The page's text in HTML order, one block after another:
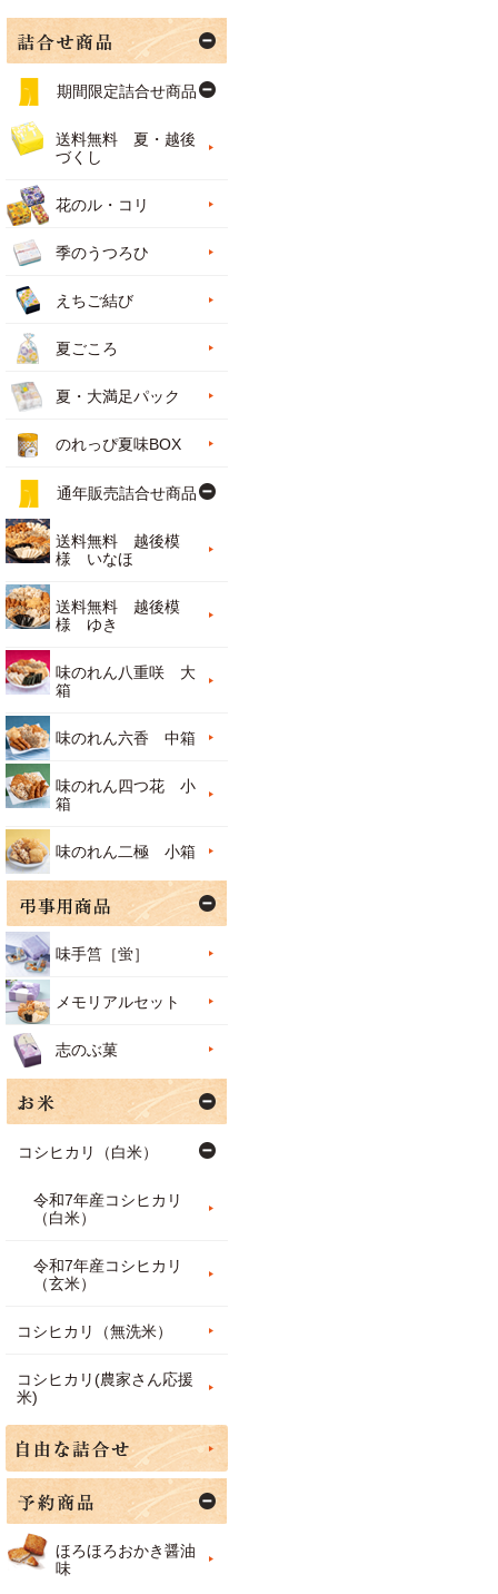
期間限定詰合せ商品
送料無料 夏・越後
づくし
花のル・コリ
季のうつろひ
えちご結び
夏ごころ
夏・大満足パック
のれっぴ夏味BOX
通年販売詰合せ商品
送料無料 越後模
様 いなほ
送料無料 越後模
様 ゆき
味のれん八重咲 大
箱
味のれん六香 中箱
味のれん四つ花 小
箱
味のれん二極 小箱
味手筥［蛍］
メモリアルセット
志のぶ菓
コシヒカリ（白米）
令和7年産コシヒカリ
（白米）
令和7年産コシヒカリ
（玄米）
コシヒカリ（無洗米）
コシヒカリ(農家さん応援
米)
ほろほろおかき醤油
味